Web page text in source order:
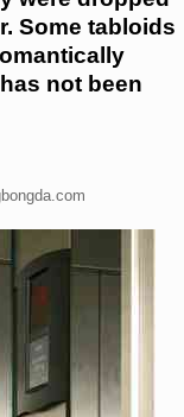
Some tabloids
not been